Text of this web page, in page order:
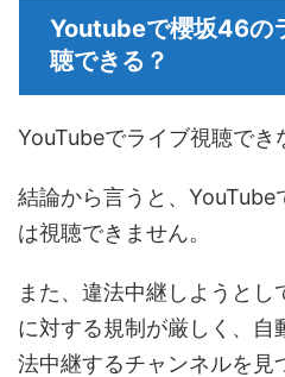
Youtubeで櫻坂46の
聴できる？
YouTubeでライブ視聴でき
結論から言うと、
は視聴できません。
また、違法中継しようと
に対する規制が厳しく、自
法中継するチャンネルを見